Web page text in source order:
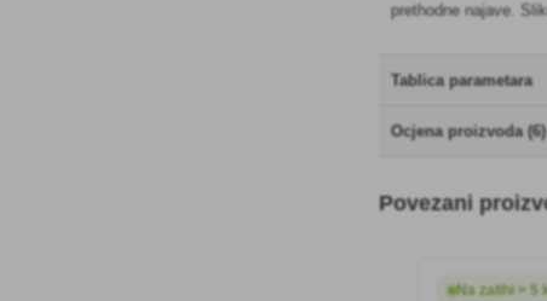
prethodne najave.
Tablica parametara
Ocjena proizvoda (6)
Povezani
Na zalihi > 5